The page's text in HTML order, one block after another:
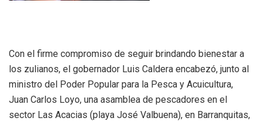
Con el firme compromiso de seguir brindando bienestar a
los zulianos, el gobernador Luis Caldera encabezó, junto al
ministro del Poder Popular para la Pesca y Acuicultura,
Juan Carlos Loyo, una asamblea de pescadores en el
sector Las Acacias (playa José Valbuena), en Barranquitas,